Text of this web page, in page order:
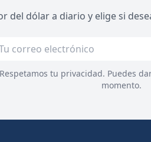
del dólar a diario y elige si
Respetamos tu privacidad. Puedes
momento.